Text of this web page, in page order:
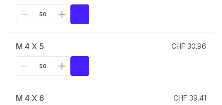
M 4 X 5 CHF 30.96
M 4 X 6 CHF 39.41